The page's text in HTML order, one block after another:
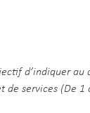
d’indiquer au
de services (De 1